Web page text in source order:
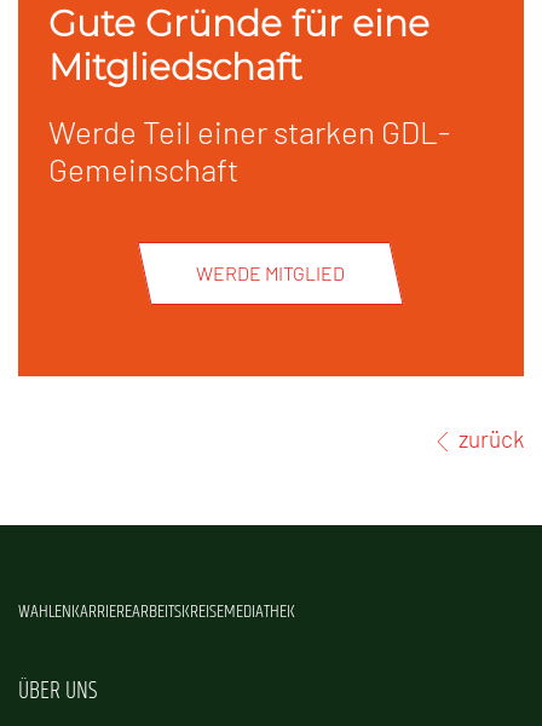
Gute Gründe für eine
Mitgliedschaft
Werde Teil einer starken GDL-
Gemeinschaft
WERDE MITGLIED
zurück
WAHLENKARRIEREARBEITSKREISEMEDIATHEK
ÜBER UNS